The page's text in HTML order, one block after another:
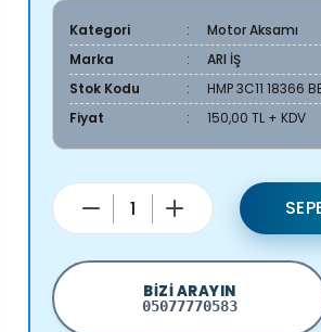
Kategori
Motor Aksamı
Marka
ARI İŞ
Stok Kodu
HMP 3C11 18366
Fiyat
150,00 TL + KDV
BIZI ARAYIN
05077770583